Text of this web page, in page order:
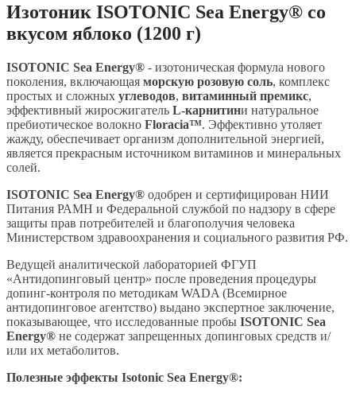
Изотоник ISOTONIC Sea Energy® со
вкусом яблоко (1200 г)
ISOTONIC Sea Energy® - изотоническая формула нового
поколения, включающая морскую розовую соль, комплекс
простых и сложных углеводов, витаминный премикс,
эффективный жиросжигатель L-карнитини натуральное
пребиотическое волокно Floracia™. Эффективно утоляет
жажду, обеспечивает организм дополнительной энергией,
является прекрасным источником витаминов и минеральных
солей.
ISOTONIC Sea Energy® одобрен и сертифицирован НИИ
Питания РАМН и Федеральной службой по надзору в сфере
защиты прав потребителей и благополучия человека
Министерством здравоохранения и социального развития РФ.
Ведущей аналитической лабораторией ФГУП
«Антидопинговый центр» после проведения процедуры
допинг-контроля по методикам WADA (Всемирное
антидопинговое агентство) выдано экспертное заключение,
показывающее, что исследованные пробы ISOTONIC Sea
Energy® не содержат запрещенных допинговых средств и/
или их метаболитов.
Полезные эффекты Isotonic Sea Energy®: